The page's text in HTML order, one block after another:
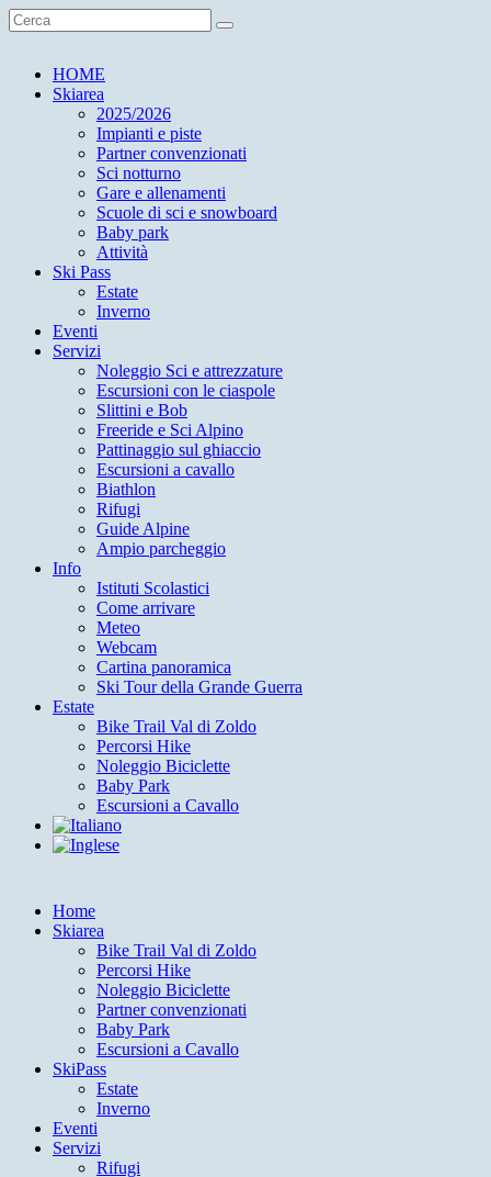
HOME
Skiarea
2025/2026
Impianti e piste
Partner convenzionati
Sci notturno
Gare e allenamenti
Scuole di sci e snowboard
Baby park
Attività
Ski Pass
Estate
Inverno
Eventi
Servizi
Noleggio Sci e attrezzature
Escursioni con le ciaspole
Slittini e Bob
Freeride e Sci Alpino
Pattinaggio sul ghiaccio
Escursioni a cavallo
Biathlon
Rifugi
Guide Alpine
Ampio parcheggio
Info
Istituti Scolastici
Come arrivare
Meteo
Webcam
Cartina panoramica
Ski Tour della Grande Guerra
Estate
Bike Trail Val di Zoldo
Percorsi Hike
Noleggio Biciclette
Baby Park
Escursioni a Cavallo
Home
Skiarea
Bike Trail Val di Zoldo
Percorsi Hike
Noleggio Biciclette
Partner convenzionati
Baby Park
Escursioni a Cavallo
SkiPass
Estate
Inverno
Eventi
Servizi
Rifugi